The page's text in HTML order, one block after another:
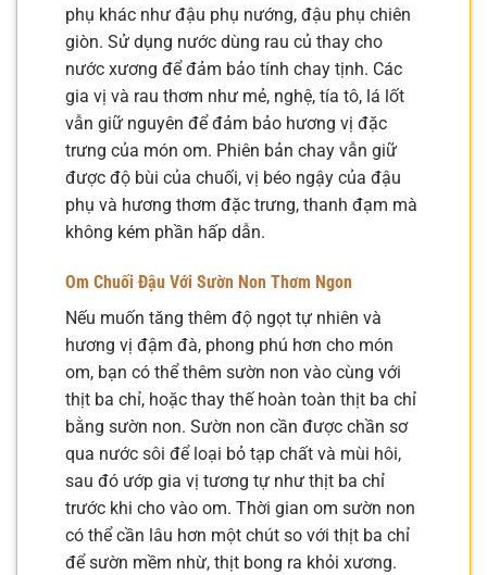
phụ khác như đậu phụ nướng, đậu phụ chiên
giòn. Sử dụng nước dùng rau củ thay cho
nước xương để đảm bảo tính chay tịnh. Các
gia vị và rau thơm như mẻ, nghệ, tía tô, lá lốt
vẫn giữ nguyên để đảm bảo hương vị đặc
trưng của món om. Phiên bản chay vẫn giữ
được độ bùi của chuối, vị béo ngậy của đậu
phụ và hương thơm đặc trưng, thanh đạm mà
không kém phần hấp dẫn.
Om Chuối Đậu Với Sườn Non Thơm Ngon
Nếu muốn tăng thêm độ ngọt tự nhiên và
hương vị đậm đà, phong phú hơn cho món
om, bạn có thể thêm sườn non vào cùng với
thịt ba chỉ, hoặc thay thế hoàn toàn thịt ba chỉ
bằng sườn non. Sườn non cần được chần sơ
qua nước sôi để loại bỏ tạp chất và mùi hôi,
sau đó ướp gia vị tương tự như thịt ba chỉ
trước khi cho vào om. Thời gian om sườn non
có thể cần lâu hơn một chút so với thịt ba chỉ
để sườn mềm nhừ, thịt bong ra khỏi xương.